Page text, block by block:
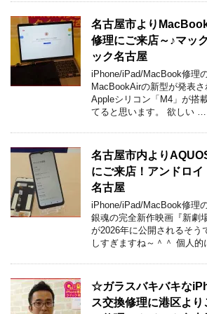
名古屋市より
修理にご来店～♪マッ
ック名古屋
iPhone/iPad/MacBook修理
MacBookAirの新型が発表
Appleシリコン「M4」が搭
てると思います。 欲しい …
名古屋市内より
にご来店！アンドロイ
名古屋
iPhone/iPad/MacBook修理
銀魂の完全新作映画『新劇
が2026年に公開されるそう
しすぎますね～＾＾ 個人的
☆ガラスバキバキな
ス交換修理に港区よ